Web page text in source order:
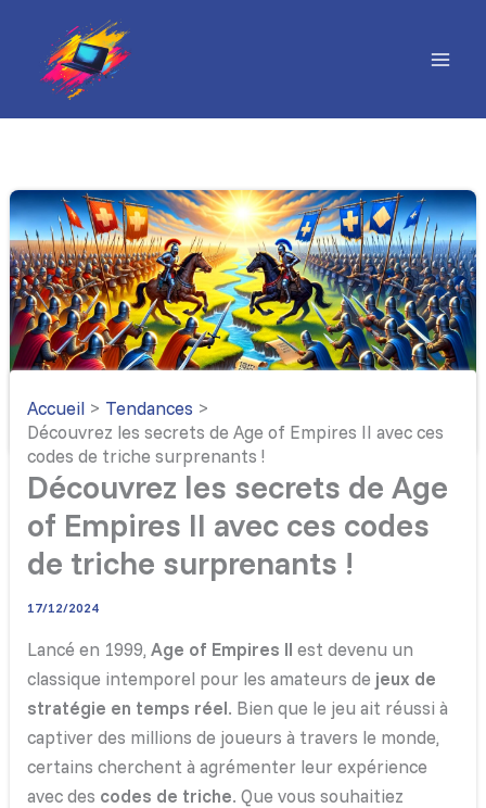
contenu
Accueil
Tendances
Découvrez les secrets de Age of Empires II avec ces
codes de triche surprenants !
Découvrez les secrets de Age
of Empires II avec ces codes
de triche surprenants !
17/12/2024
Lancé en 1999,Age of Empires II est devenu un
classique intemporel pour les amateurs de jeux de
stratégie en temps réel. Bien que le jeu ait réussi à
captiver des millions de joueurs à travers le monde,
certains cherchent à agrémenter leur expérience
avec des codes de triche. Que vous souhaitiez